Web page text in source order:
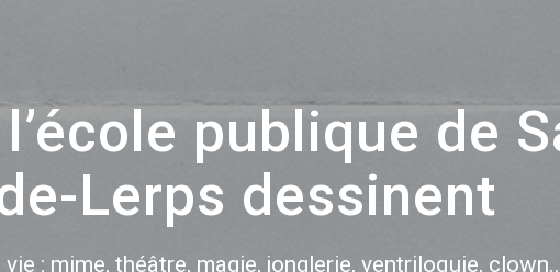
publique de
Lerps dessinent
vie : mime, théâtre, magie, jonglerie, ventriloquie,